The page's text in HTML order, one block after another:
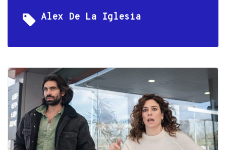
Alex De La Iglesia